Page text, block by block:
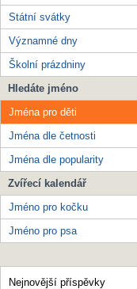
Státní svátky
Významné dny
Školní prázdniny
Hledáte jméno
Jména pro děti
Jména dle četnosti
Jména dle popularity
Zvířecí kalendář
Jméno pro kočku
Jméno pro psa
Nejnovější příspěvky